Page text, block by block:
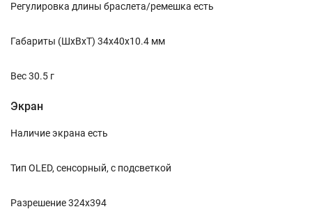
Регулировка длины браслета/ремешка есть
Габариты (ШхВхТ) 34x40x10.4 мм
Вес 30.5 г
Экран
Наличие экрана есть
Тип OLED, сенсорный, с подсветкой
Разрешение 324x394